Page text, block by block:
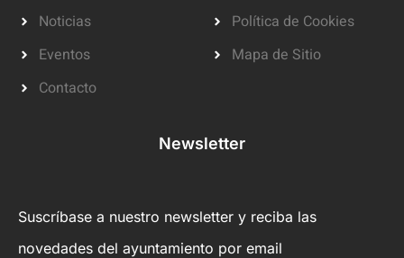
Noticias
Eventos
Contacto
Política de Cookies
Mapa de Sitio
Newsletter
Suscríbase a nuestro newsletter y reciba las
novedades del ayuntamiento por email